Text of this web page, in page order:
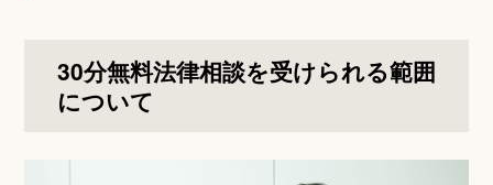
30分無料法律相談を受けられる範囲
について